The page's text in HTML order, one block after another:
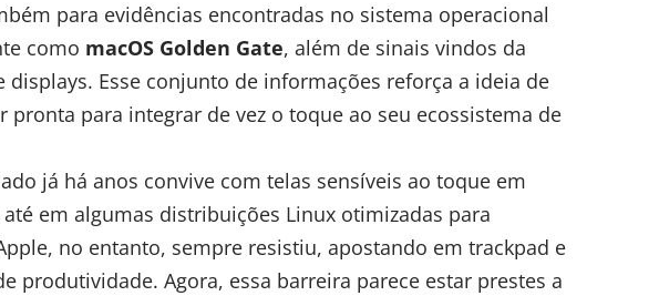
para evidências encontradas no sistema operacional
como macOS Golden Gate, além de sinais vindos da
displays. Esse conjunto de informações reforça a ideia de
pronta para integrar de vez o toque ao seu ecossistema de
já há anos convive com telas sensíveis ao toque em
em algumas distribuições Linux otimizadas para
no entanto, sempre resistiu, apostando em trackpad e
produtividade. Agora, essa barreira parece estar prestes a